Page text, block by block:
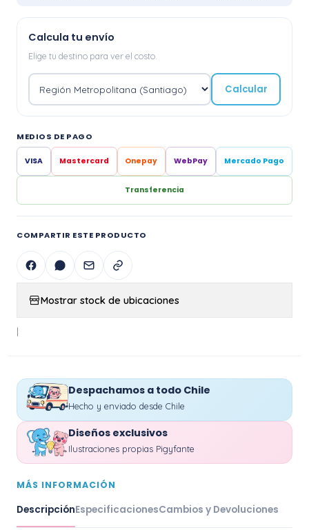
Calcula tu envío
Elige tu destino para ver el costo.
Calcular
MEDIOS DE PAGO
VISA Mastercard Onepay WebPay Mercado Pago
Transferencia
COMPARTIR ESTE PRODUCTO
Mostrar stock de ubicaciones
|
Despachamos a todo Chile
Hecho y enviado desde Chile
Diseños exclusivos
Ilustraciones propias Pigyfante
MÁS INFORMACIÓN
DescripciónEspecificacionesCambios y Devoluciones